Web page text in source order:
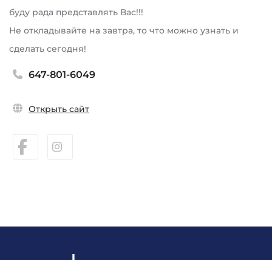
буду рада представлять Вас!!!
Не откладывайте на завтра, то что можно узнать и
сделать сегодня!
647-801-6049
Открыть сайт